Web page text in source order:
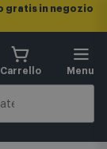
gratis in negozio
Carrello Menu